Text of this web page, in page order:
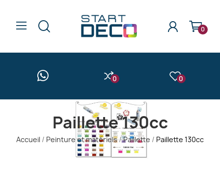
0
0 0
Paillette 130cc
Accueil Peinture et matériels Paillette Paillette 130cc